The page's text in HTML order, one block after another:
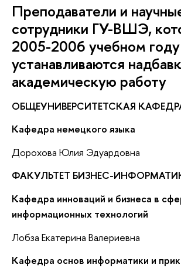
Преподаватели и
сотрудники ГУ-ВШЭ,
2005-2006 учебном году
устанавливаются
академическую работу
ОБЩЕУНИВЕРСИТЕТСКАЯ
Кафедра немецкого языка
Дорохова Юлия Эдуардовна
ФАКУЛЬТЕТ БИЗНЕС-
Кафедра инноваций и бизнеса в
информационных технологий
Лобза Екатерина Валериевна
Кафедра основ информатики и